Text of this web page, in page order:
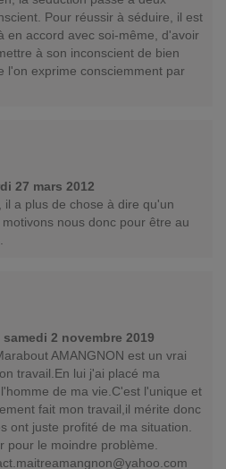
Pour réussir à séduire, il est
en accord avec soi-même, d'avoir
à son inconscient de bien
l'on exprime consciemment par
27 mars 2012
a plus de chose à dire qu'un
nous donc pour être au
samedi 2 novembre 2019
AMANGNON est un vrai
travail.En lui j'ai placé ma
de ma vie.C'est l'unique et
fait mon travail,il mérite donc
ont juste profité de ma situation.
pour le moindre problème.